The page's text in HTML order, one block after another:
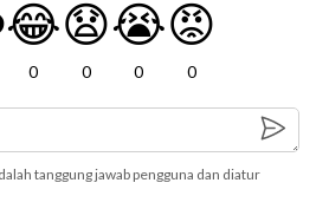
😂
0
😧
0
😭
0
😡
0
tanggung jawab pengguna dan diatur